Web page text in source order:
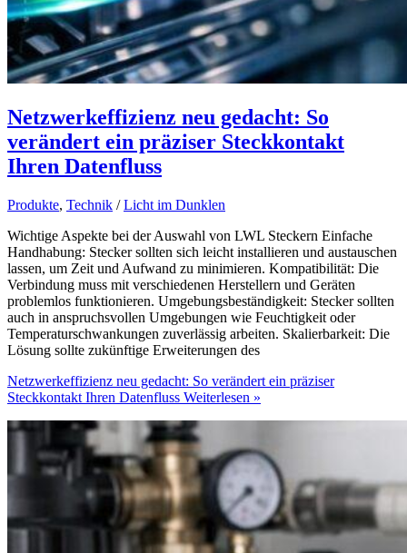
Netzwerkeffizienz neu gedacht: So
verändert ein präziser Steckkontakt
Ihren Datenfluss
Produkte, Technik /Licht im Dunklen
Wichtige Aspekte bei der Auswahl von LWL Steckern Einfache
Handhabung: Stecker sollten sich leicht installieren und austauschen
lassen, um Zeit und Aufwand zu minimieren. Kompatibilität: Die
Verbindung muss mit verschiedenen Herstellern und Geräten
problemlos funktionieren. Umgebungsbeständigkeit: Stecker sollten
auch in anspruchsvollen Umgebungen wie Feuchtigkeit oder
Temperaturschwankungen zuverlässig arbeiten. Skalierbarkeit: Die
Lösung sollte zukünftige Erweiterungen des
Netzwerkeffizienz neu gedacht: So verändert ein präziser
Steckkontakt Ihren Datenfluss Weiterlesen »